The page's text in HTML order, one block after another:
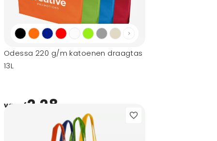
Odessa 220 g/m katoenen draagtas
13L
vanaf2,28